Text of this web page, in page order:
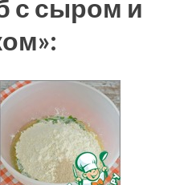
с сыром и